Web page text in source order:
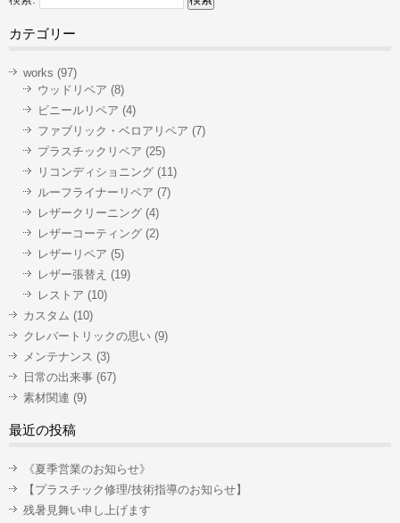
カテゴリー
works (97)
ウッドリペア (8)
ビニールリペア (4)
ファブリック・ベロアリペア (7)
プラスチックリペア (25)
リコンディショニング (11)
ルーフライナーリペア (7)
レザークリーニング (4)
レザーコーティング (2)
レザーリペア (5)
レザー張替え (19)
レストア (10)
カスタム (10)
クレバートリックの思い (9)
メンテナンス (3)
日常の出来事 (67)
素材関連 (9)
最近の投稿
《夏季営業のお知らせ》
【プラスチック修理/技術指導のお知らせ】
残暑見舞い申し上げます